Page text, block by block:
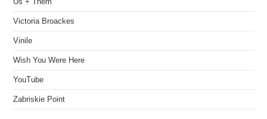
Us + Them
Victoria Broackes
Vinile
Wish You Were Here
YouTube
Zabriskie Point